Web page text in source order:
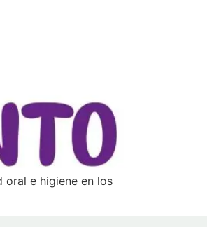
oral e higiene en los